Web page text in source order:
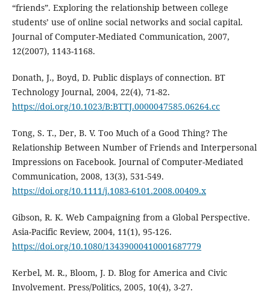
“friends”. Exploring the relationship between college
students’ use of online social networks and social capital.
Journal of Computer-Mediated Communication, 2007,
12(2007), 1143-1168.
Donath, J., Boyd, D. Public displays of connection. BT
Technology Journal, 2004, 22(4), 71-82.
https://doi.org/10.1023/B:BTTJ.0000047585.06264.cc
Tong, S. T., Der, B. V. Too Much of a Good Thing? The
Relationship Between Number of Friends and Interpersonal
Impressions on Facebook. Journal of Computer-Mediated
Communication, 2008, 13(3), 531-549.
https://doi.org/10.1111/j.1083-6101.2008.00409.x
Gibson, R. K. Web Campaigning from a Global Perspective.
Asia-Pacific Review, 2004, 11(1), 95-126.
https://doi.org/10.1080/13439000410001687779
Kerbel, M. R., Bloom, J. D. Blog for America and Civic
Involvement. Press/Politics, 2005, 10(4), 3-27.